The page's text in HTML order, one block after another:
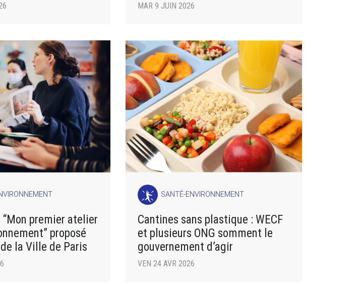
MAR 9 JUIN 2026
premier atelier
proposé
la Ville de Paris
SANTÉ-ENVIRONNEMENT
Cantines sans plastique : WECF
et plusieurs ONG somment le
gouvernement d’agir
VEN 24 AVR 2026